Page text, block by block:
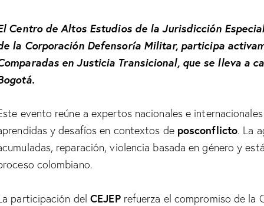
Centro de Altos Estudios de la Jurisdicción
la Corporación Defensoría Militar, participa
en Justicia Transicional, que se lleva a
evento reúne a expertos nacionales e
y desafíos en contextos de posconflicto. La
reparación, violencia basada en género y
colombiano.
participación delCEJEPrefuerza el compromiso de la